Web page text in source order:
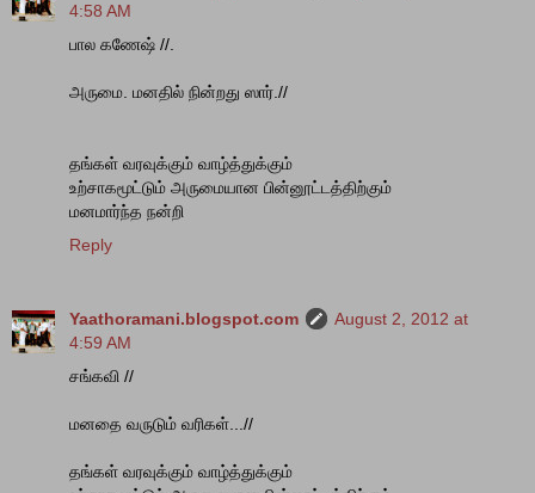
4:58 AM
பால கணேஷ் //.
அருமை. மனதில் நின்றது ஸார்.//
தங்கள் வரவுக்கும் வாழ்த்துக்கும்
உற்சாகமூட்டும் அருமையான பின்னூட்டத்திற்கும்
மனமார்ந்த நன்றி
Reply
Yaathoramani.blogspot.com
August 2, 2012 at
4:59 AM
சங்கவி //
மனதை வருடும் வரிகள்...//
தங்கள் வரவுக்கும் வாழ்த்துக்கும்